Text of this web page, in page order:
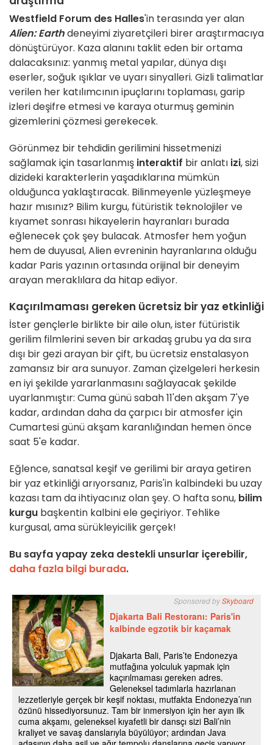
Westfield Forum des Halles'in terasında yer alan
Alien: Earthdeneyimi ziyaretçileri birer araştırmacıya
dönüştürüyor. Kaza alanını taklit eden bir ortama
dalacaksınız: yanmış metal yapılar, dünya dışı
eserler, soğuk ışıklar ve uyarı sinyalleri. Gizli talimatlar
verilen her katılımcının ipuçlarını toplaması, garip
izleri deşifre etmesi ve karaya oturmuş geminin
gizemlerini çözmesi gerekecek.
Görünmez bir tehdidin gerilimini hissetmenizi
sağlamak için tasarlanmış interaktif bir anlatı izi, sizi
dizideki karakterlerin yaşadıklarına mümkün
olduğunca yaklaştıracak. Bilinmeyenle yüzleşmeye
hazır mısınız? Bilim kurgu, fütüristik teknolojiler ve
kıyamet sonrası hikayelerin hayranları burada
eğlenecek çok şey bulacak. Atmosfer hem yoğun
hem de duyusal, Alien evreninin hayranlarına olduğu
kadar Paris yazının ortasında orijinal bir deneyim
arayan meraklılara da hitap ediyor.
Kaçırılmaması gereken ücretsiz bir yaz etkinliği
İster gençlerle birlikte bir aile olun, ister fütüristik
gerilim filmlerini seven bir arkadaş grubu ya da sıra
dışı bir gezi arayan bir çift, bu ücretsiz enstalasyon
zamansız bir ara sunuyor. Zaman çizelgeleri herkesin
en iyi şekilde yararlanmasını sağlayacak şekilde
uyarlanmıştır: Cuma günü sabah 11'den akşam 7'ye
kadar, ardından daha da çarpıcı bir atmosfer için
Cumartesi günü akşam karanlığından hemen önce
saat 5'e kadar.
Eğlence, sanatsal keşif ve gerilimi bir araya getiren
bir yaz etkinliği arıyorsanız, Paris'in kalbindeki bu uzay
kazası tam da ihtiyacınız olan şey. O hafta sonu, bilim
kurgu başkentin kalbini ele geçiriyor. Tehlike
kurgusal, ama sürükleyicilik gerçek!
Bu sayfa yapay zeka destekli unsurlar içerebilir,
daha fazla bilgi burada.